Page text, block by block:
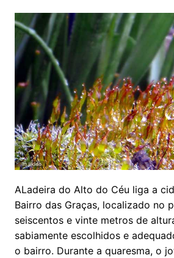
ALadeira do Alto do Céu liga a
Bairro das Graças, localizado no
seiscentos e vinte metros de
sabiamente escolhidos e
o bairro. Durante a quaresma, o